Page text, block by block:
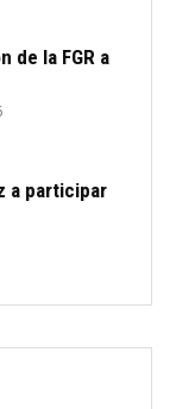
de la FGR a
a participar